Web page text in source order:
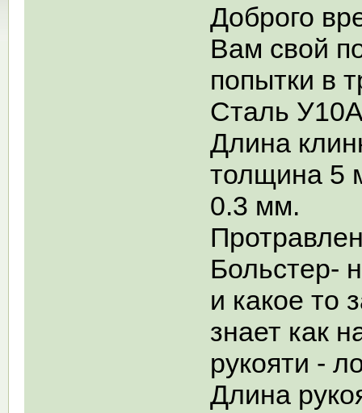
Доброго
Вам свой
попытки в
Сталь
Длина
толщина 5
0.3 мм.
Больстер-
и какое то
знает как
рукояти -
Длина